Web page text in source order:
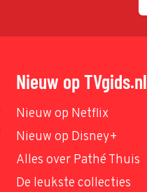
Nieuw op TVgids.nl
Nieuw op Netflix
Nieuw op Disney+
Alles over Pathé Thuis
De leukste collecties